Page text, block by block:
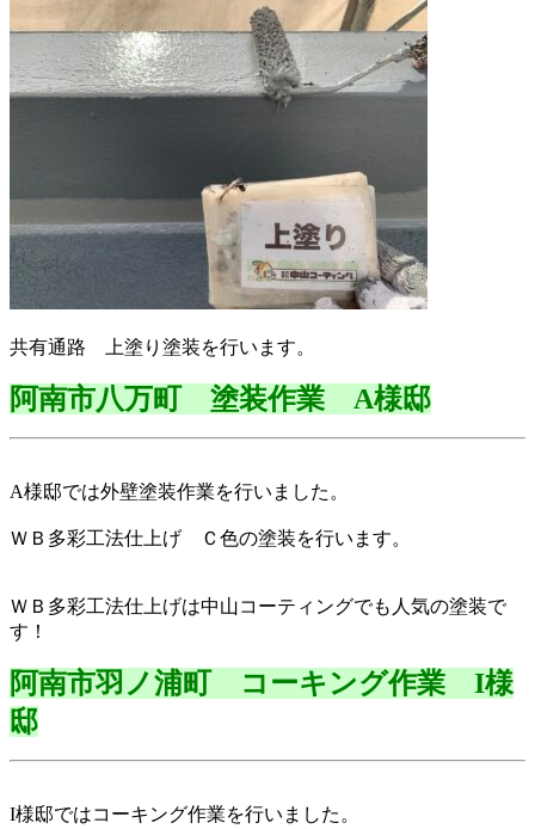
共有通路 上塗り塗装を行います。
阿南市八万町 塗装作業 A様邸
A様邸では外壁塗装作業を行いました。
ＷＢ多彩工法仕上げ Ｃ色の塗装を行います。
ＷＢ多彩工法仕上げは中山コーティングでも人気の塗装で
す！
阿南市羽ノ浦町 コーキング作業 I様
邸
I様邸ではコーキング作業を行いました。